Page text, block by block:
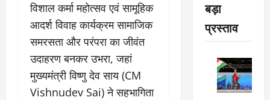
विशाल कर्मा महोत्सव एवं सामूहिक
आदर्श विवाह कार्यक्रम सामाजिक
समरसता और परंपरा का जीवंत
उदाहरण बनकर उभरा, जहां
मुख्यमंत्री विष्णु देव साय (CM
Vishnudev Sai) ने सहभागिता
बड़ा
प्रस्ताव